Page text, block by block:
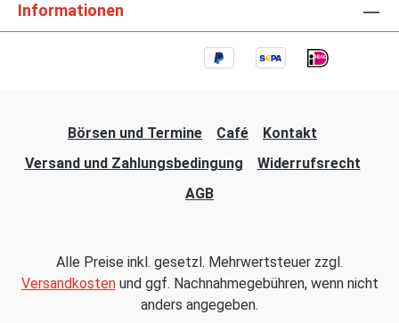
Informationen
Börsen und Termine Café
Kontakt
Versand und Zahlungsbedingung
Widerrufsrecht
AGB
Alle Preise inkl. gesetzl. Mehrwertsteuer zzgl.
Versandkostenund ggf. Nachnahmegebühren, wenn nicht
anders angegeben.